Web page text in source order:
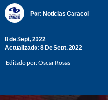
Por: Noticias Caracol
8 de Sept, 2022
Actualizado: 8 De Sept, 2022
Editado por:Oscar Rosas